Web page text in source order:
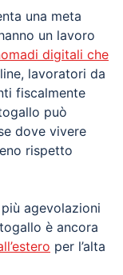
una meta
un lavoro
digitali che
lavoratori da
fiscalmente
può
dove vivere
rispetto
agevolazioni
è ancora
per l’alta